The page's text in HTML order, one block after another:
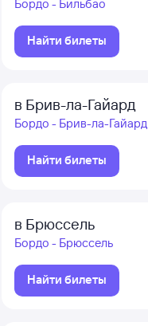
Бордо - Бильбао
Найти билеты
в Брив-ла-Гайард
Бордо - Брив-ла-Гайард
Найти билеты
в Брюссель
Бордо - Брюссель
Найти билеты